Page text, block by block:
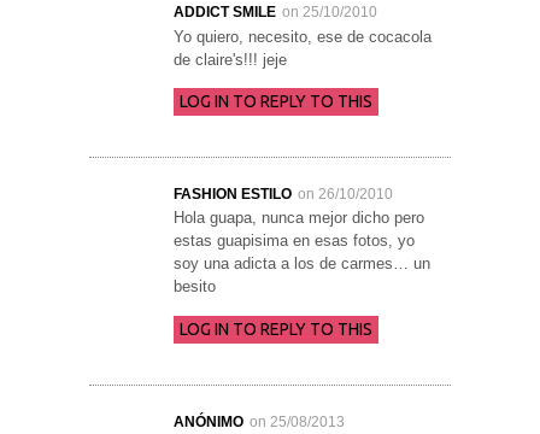
ADDICT SMILE on 25/10/2010
Yo quiero, necesito, ese de cocacola
de claire's!!! jeje
LOG IN TO REPLY TO THIS
FASHION ESTILO on 26/10/2010
Hola guapa, nunca mejor dicho pero
estas guapisima en esas fotos, yo
soy una adicta a los de carmes… un
besito
LOG IN TO REPLY TO THIS
ANÓNIMO on 25/08/2013